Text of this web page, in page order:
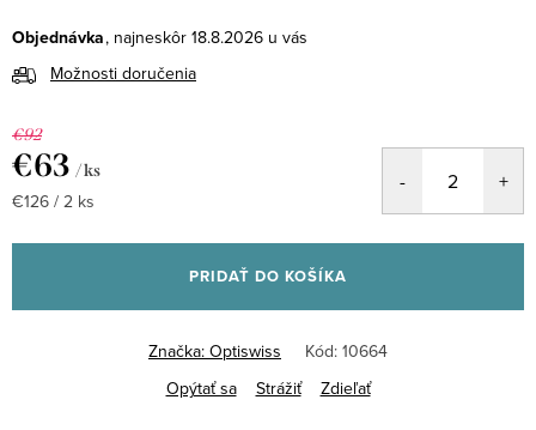
Objednávka
18.8.2026
Možnosti doručenia
€92
€63 / ks
Jednotková
€126 / 2 ks
PRIDAŤ DO KOŠÍKA
Značka: Optiswiss Kód: 10664
Opýtať sa
Strážiť Zdieľať